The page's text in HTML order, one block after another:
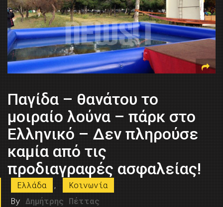
Παγίδα – θανάτου το
μοιραίο λούνα – πάρκ στο
Ελληνικό – Δεν πληρούσε
καμία από τις
προδιαγραφές ασφαλείας!
Ελλάδα ,
Κοινωνία
By Δημήτρης Πέττας